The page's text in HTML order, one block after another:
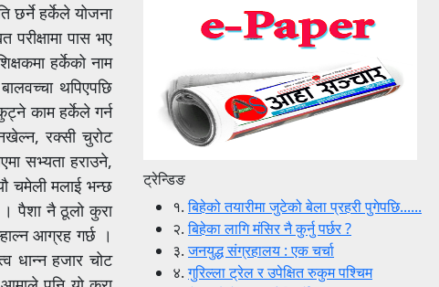
छर्ने हर्केले योजना
पास भए
हर्केको नाम
थपिएपछि
काम हर्केले गर्न
रक्सी चुरोट
सभ्यता हराउने,
चमेली मलाई भन्छ
पैशा नै ठूलो कुरा
आग्रह गर्छ ।
धान्न हजार चोट
ट्रेन्डिङ
१.बिहेको तयारीमा जुटेको बेला प्रहरी पुगेपछि......
२.बिहेका लागि मंसिर नै कुर्नु पर्छर ?
३.जनयुद्ध संग्रहालय : एक चर्चा
४.गुरिल्ला ट्रेल र उपेक्षित रुकुम पश्चिम